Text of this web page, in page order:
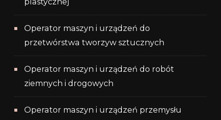
Operator maszyn i urządzeń do
przetwórstwa tworzyw sztucznych
Operator maszyn i urządzeń do robót
ziemnych i drogowych
Operator maszyn i urządzeń przemysłu